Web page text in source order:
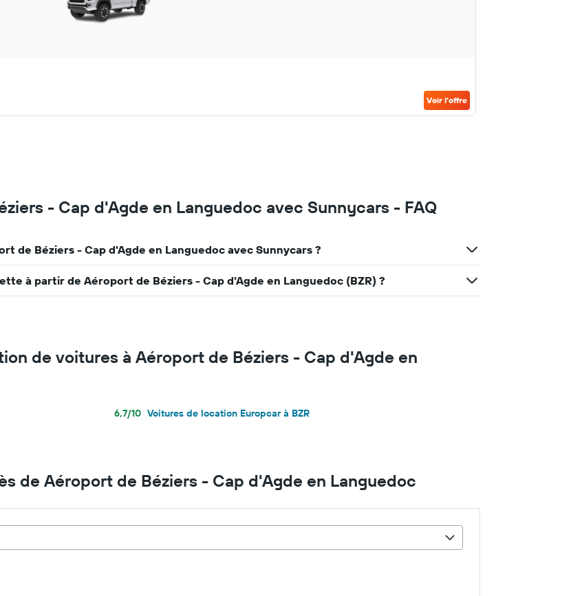
Voir l’offre
- Cap d'Agde en Languedoc avec Sunnycars - FAQ
de Béziers - Cap d'Agde en Languedoc avec Sunnycars ?
à partir de Aéroport de Béziers - Cap d'Agde en Languedoc (BZR) ?
de voitures à Aéroport de Béziers - Cap d'Agde en
6,7/10 Voitures de location Europcar à BZR
de Aéroport de Béziers - Cap d'Agde en Languedoc